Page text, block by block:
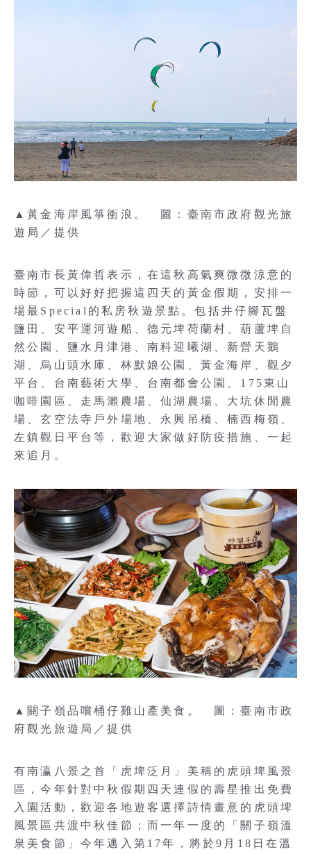
▲黃金海岸風箏衝浪。 圖：臺南市政府觀光旅
遊局／提供
臺南市長黃偉哲表示，在這秋高氣爽微微涼意的
時節，可以好好把握這四天的黃金假期，安排一
場最Special的私房秋遊景點。包括井仔腳瓦盤
鹽田、安平運河遊船、德元埤荷蘭村、葫蘆埤自
然公園、鹽水月津港、南科迎曦湖、新營天鵝
湖、烏山頭水庫、林默娘公園、黃金海岸、觀夕
平台、台南藝術大學、台南都會公園、175東山
咖啡園區、走馬瀨農場、仙湖農場、大坑休閒農
場、玄空法寺戶外場地、永興吊橋、楠西梅嶺、
左鎮觀日平台等，歡迎大家做好防疫措施、一起
來追月。
▲關子嶺品嚐桶仔雞山產美食。 圖：臺南市政
府觀光旅遊局／提供
有南瀛八景之首「虎埤泛月」美稱的虎頭埤風景
區，今年針對中秋假期四天連假的壽星推出免費
入園活動，歡迎各地遊客選擇詩情畫意的虎頭埤
風景區共渡中秋佳節；而一年一度的「關子嶺溫
泉美食節」今年邁入第17年，將於9月18日在溫